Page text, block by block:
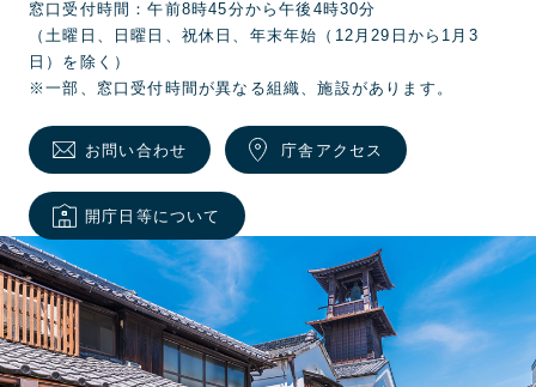
窓口受付時間：午前8時45分から午後4時30分
（土曜日、日曜日、祝休日、年末年始（12月29日から1月3
日）を除く）
※一部、窓口受付時間が異なる組織、施設があります。
お問い合わせ 庁舎アクセス
開庁日等について